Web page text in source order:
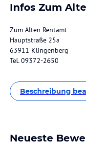
Infos Zum
Zum Alten Rentamt
Hauptstraße 25a
63911 Klingenberg
Tel. 09372-2650
Beschreibung
Neueste